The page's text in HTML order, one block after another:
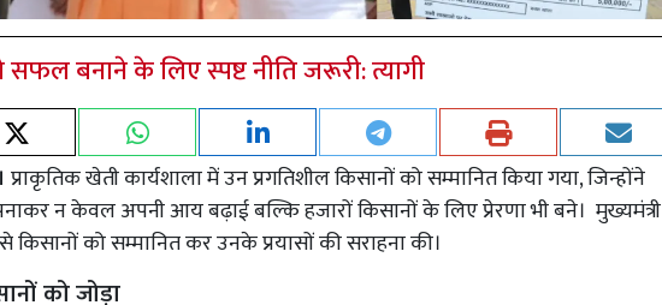
बनाने के लिए स्पष्ट नीति जरूरी: त्यागी
प्राकृतिक खेती कार्यशाला में उन प्रगतिशील किसानों को सम्मानित किया गया, जिन्होंने
न केवल अपनी आय बढ़ाई बल्कि हजारों किसानों के लिए प्रेरणा भी बने। मुख्यमंत्री
किसानों को सम्मानित कर उनके प्रयासों की सराहना की।
को जोड़ा